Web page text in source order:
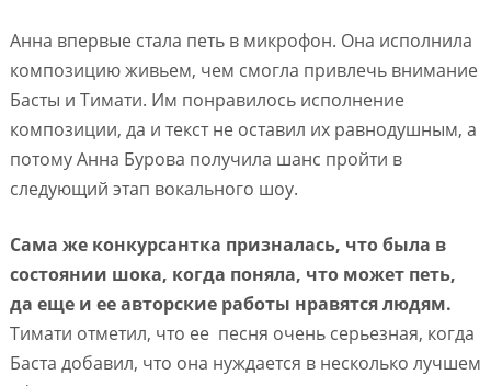
Анна впервые стала петь в микрофон. Она исполнила
композицию живьем, чем смогла привлечь внимание
Басты и Тимати. Им понравилось исполнение
композиции, да и текст не оставил их равнодушным, а
потому Анна Бурова получила шанс пройти в
следующий этап вокального шоу.
Сама же конкурсантка призналась, что была в
состоянии шока, когда поняла, что может петь,
да еще и ее авторские работы нравятся людям.
Тимати отметил, что ее песня очень серьезная, когда
Баста добавил, что она нуждается в несколько лучшем